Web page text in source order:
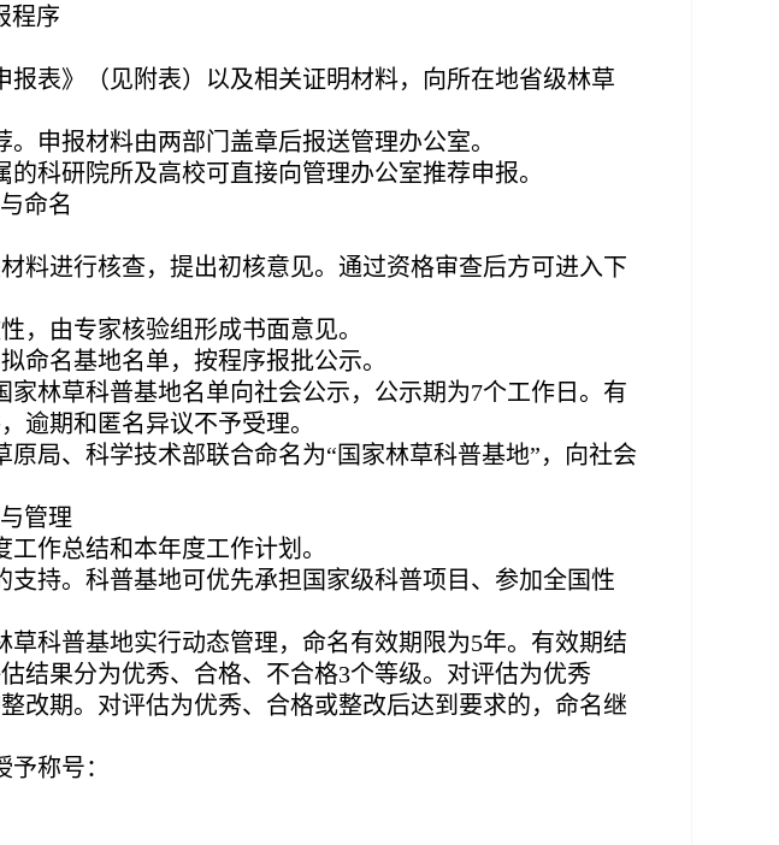
程序
表》（见附表）以及相关证明材料，向所在地省级林草
申报材料由两部门盖章后报送管理办公室。
科研院所及高校可直接向管理办公室推荐申报。
命名
料进行核查，提出初核意见。通过资格审查后方可进入下
，由专家核验组形成书面意见。
命名基地名单，按程序报批公示。
林草科普基地名单向社会公示，公示期为7个工作日。有
逾期和匿名异议不予受理。
局、科学技术部联合命名为“国家林草科普基地”，向社会
管理
作总结和本年度工作计划。
持。科普基地可优先承担国家级科普项目、参加全国性
科普基地实行动态管理，命名有效期限为5年。有效期结
结果分为优秀、合格、不合格3个等级。对评估为优秀
改期。对评估为优秀、合格或整改后达到要求的，命名继
称号：